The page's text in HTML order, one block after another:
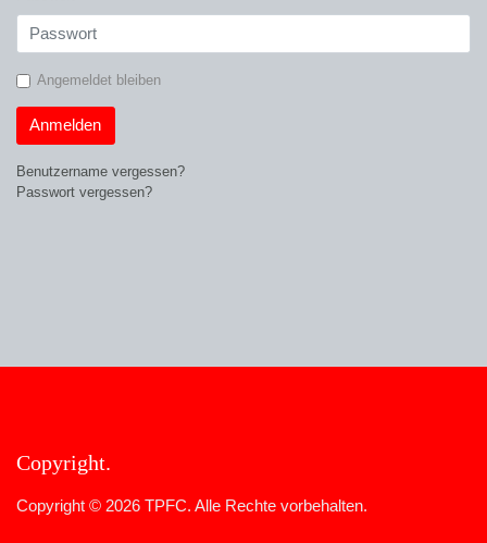
Angemeldet bleiben
Anmelden
Benutzername vergessen?
Passwort vergessen?
Copyright
Copyright © 2026 TPFC. Alle Rechte vorbehalten.